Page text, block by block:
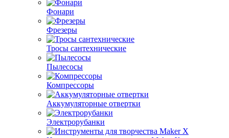
Фонари
Фрезеры
Тросы сантехнические
Пылесосы
Компрессоры
Аккумуляторные отвертки
Электрорубанки